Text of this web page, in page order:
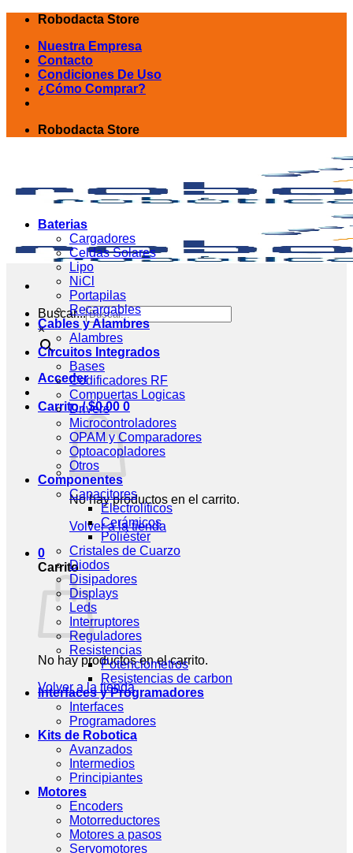
Skip
content
Robodacta Store
Nuestra Empresa
Contacto
Condiciones De Uso
¿Cómo Comprar?
Robodacta Store
Buscar...
×
Acceder
Carrito /$0.00 0
No hay productos en el carrito.
Volver a la tienda
0
Carrito
No hay productos en el carrito.
Volver a la tienda
Baterias
Cargadores
Celdas Solares
Lipo
NiCl
Portapilas
Recargables
Cables y Alambres
Alambres
Circuitos Integrados
Bases
Codificadores RF
Compuertas Logicas
Drivers
Microcontroladores
OPAM y Comparadores
Optoacopladores
Otros
Componentes
Capacitores
Electrolíticos
Cerámicos
Poliéster
Cristales de Cuarzo
Diodos
Disipadores
Displays
Leds
Interruptores
Reguladores
Resistencias
Potenciometros
Resistencias de carbon
Interfaces y Programadores
Interfaces
Programadores
Kits de Robotica
Avanzados
Intermedios
Principiantes
Motores
Encoders
Motorreductores
Motores a pasos
Servomotores